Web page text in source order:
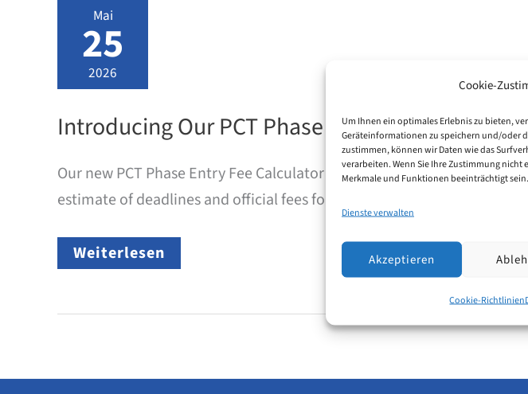
Cookie-
Um Ihnen ein optimales Erlebnis zu bieten,
Geräteinformationen zu speichern und/oder
zustimmen, können wir Daten wie das
verarbeiten. Wenn Sie Ihre Zustimmung
Merkmale und Funktionen beeinträchtigt sein.
Dienste verwalten
Akzeptieren
Cookie-Richtlinien
Mai
25
2026
Introducing Our PCT Phase Entry Fee
Our new PCT Phase Entry Fee Calculator provides applicants, in-
estimate of deadlines and official fees for entering the German
Introducing
Our
Entry
Weiterlesen